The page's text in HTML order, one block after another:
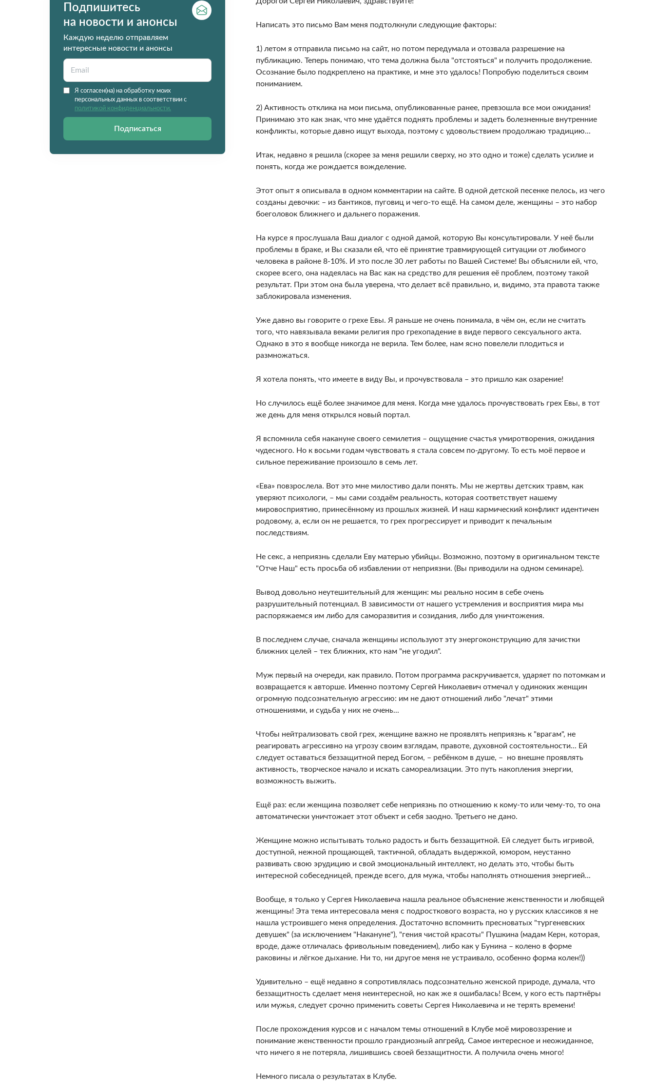
Написать это письмо Вам меня подтолкнули следующие факторы:
1) летом я отправила письмо на сайт, но потом передумала и отозвала разрешение на
публикацию. Теперь понимаю, что тема должна была "отстояться" и получить продолжение.
Осознание было подкреплено на практике, и мне это удалось! Попробую поделиться своим
пониманием.
2) Активность отклика на мои письма, опубликованные ранее, превзошла все мои ожидания!
Принимаю это как знак, что мне удаётся поднять проблемы и задеть болезненные внутренние
конфликты, которые давно ищут выхода, поэтому с удовольствием продолжаю традицию...
Итак, недавно я решила (скорее за меня решили сверху, но это одно и тоже) сделать усилие и
понять, когда же рождается вожделение.
Этот опыт я описывала в одном комментарии на сайте. В одной детской песенке пелось, из чего
созданы девочки: – из бантиков, пуговиц и чего-то ещё. На самом деле, женщины – это набор
боеголовок ближнего и дальнего поражения.
На курсе я прослушала Ваш диалог с одной дамой, которую Вы консультировали. У неё были
проблемы в браке, и Вы сказали ей, что её принятие травмирующей ситуации от любимого
человека в районе 8-10%. И это после 30 лет работы по Вашей Системе! Вы объяснили ей, что,
скорее всего, она надеялась на Вас как на средство для решения её проблем, поэтому такой
результат. При этом она была уверена, что делает всё правильно, и, видимо, эта правота также
заблокировала изменения.
Уже давно вы говорите о грехе Евы. Я раньше не очень понимала, в чём он, если не считать
того, что навязывала веками религия про грехопадение в виде первого сексуального акта.
Однако в это я вообще никогда не верила. Тем более, нам ясно повелели плодиться и
размножаться.
Я хотела понять, что имеете в виду Вы, и прочувствовала – это пришло как озарение!
Но случилось ещё более значимое для меня. Когда мне удалось прочувствовать грех Евы, в тот
же день для меня открылся новый портал.
Я вспомнила себя накануне своего семилетия – ощущение счастья умиротворения, ожидания
чудесного. Но к восьми годам чувствовать я стала совсем по-другому. То есть моё первое и
сильное переживание произошло в семь лет.
«Ева» повзрослела. Вот это мне милостиво дали понять. Мы не жертвы детских травм, как
уверяют психологи, – мы сами создаём реальность, которая соответствует нашему
мировосприятию, принесённому из прошлых жизней. И наш кармический конфликт идентичен
родовому, а, если он не решается, то грех прогрессирует и приводит к печальным
последствиям.
Не секс, а неприязнь сделали Еву матерью убийцы. Возможно, поэтому в оригинальном тексте
"Отче Наш" есть просьба об избавлении от неприязни. (Вы приводили на одном семинаре).
Вывод довольно неутешительный для женщин: мы реально носим в себе очень
разрушительный потенциал. В зависимости от нашего устремления и восприятия мира мы
распоряжаемся им либо для саморазвития и созидания, либо для уничтожения.
В последнем случае, сначала женщины используют эту энергоконструкцию для зачистки
ближних целей – тех ближних, кто нам "не угодил".
Муж первый на очереди, как правило. Потом программа раскручивается, ударяет по потомкам и
возвращается к авторше. Именно поэтому Сергей Николаевич отмечал у одиноких женщин
огромную подсознательную агрессию: им не дают отношений либо "лечат" этими
отношениями, и судьба у них не очень...
Чтобы нейтрализовать свой грех, женщине важно не проявлять неприязнь к "врагам", не
реагировать агрессивно на угрозу своим взглядам, правоте, духовной состоятельности... Ей
следует оставаться беззащитной перед Богом, – ребёнком в душе, – но внешне проявлять
активность, творческое начало и искать самореализации. Это путь накопления энергии,
возможность выжить.
Ещё раз: если женщина позволяет себе неприязнь по отношению к кому-то или чему-то, то она
автоматически уничтожает этот объект и себя заодно. Третьего не дано.
Женщине можно испытывать только радость и быть беззащитной. Ей следует быть игривой,
доступной, нежной прощающей, тактичной, обладать выдержкой, юмором, неустанно
развивать свою эрудицию и свой эмоциональный интеллект, но делать это, чтобы быть
интересной собеседницей, прежде всего, для мужа, чтобы наполнять отношения энергией...
Вообще, я только у Сергея Николаевича нашла реальное объяснение женственности и любящей
женщины! Эта тема интересовала меня с подросткового возраста, но у русских классиков я не
нашла устроившего меня определения. Достаточно вспомнить пресноватых "тургеневских
девушек" (за исключением "Накануне"), "гения чистой красоты" Пушкина (мадам Керн, которая,
вроде, даже отличалась фривольным поведением), либо как у Бунина – колено в форме
раковины и лёгкое дыхание. Ни то, ни другое меня не устраивало, особенно форма колен!))
Удивительно – ещё недавно я сопротивлялась подсознательно женской природе, думала, что
беззащитность сделает меня неинтересной, но как же я ошибалась! Всем, у кого есть партнёры
или мужья, следует срочно применить советы Сергея Николаевича и не терять времени!
После прохождения курсов и с началом темы отношений в Клубе моё мировоззрение и
понимание женственности прошло грандиозный апгрейд. Самое интересное и неожиданное,
что ничего я не потеряла, лишившись своей беззащитности. А получила очень много!
Немного писала о результатах в Клубе.
Подпишитесь
на новости и анонсы
Каждую неделю отправляем
интересные новости и анонсы
Я согласен(на) на обработку моих
персональных данных в соответствии с
политикой конфиденциальности.
Подписаться